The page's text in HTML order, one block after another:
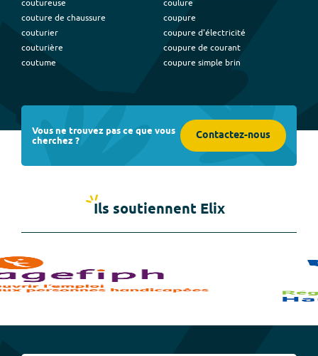
coutureuse
couture de chaussure
couturier
couturière
coutume
coulure
coupure
coupure d'électricité
coupure de courant
coupure simple brin
Vous ne trouvez pas ce que vous
cherchez ? Contactez-nous
Ils soutiennent Elix